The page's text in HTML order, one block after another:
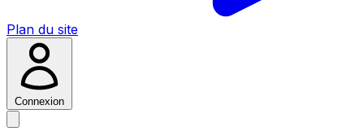
Plan du site
Connexion